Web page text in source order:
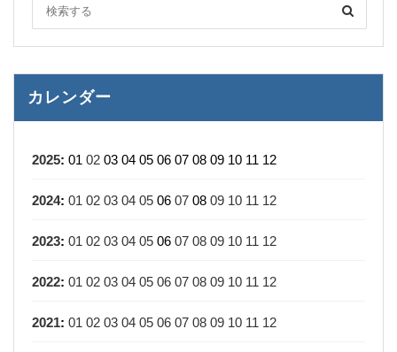
カレンダー
2025: 01 02 03 04 05 06 07 08 09 10 11 12
2024: 01 02 03 04 05 06 07 08 09 10 11 12
2023: 01 02 03 04 05 06 07 08 09 10 11 12
2022: 01 02 03 04 05 06 07 08 09 10 11 12
2021: 01 02 03 04 05 06 07 08 09 10 11 12